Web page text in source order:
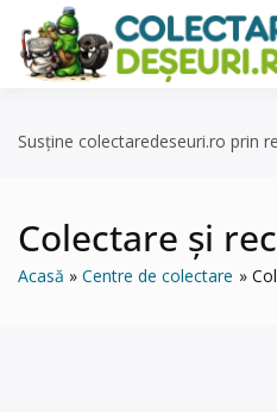
content
Susține colectaredeseuri.ro prin
Colectare și
Acasă Centre de colectare